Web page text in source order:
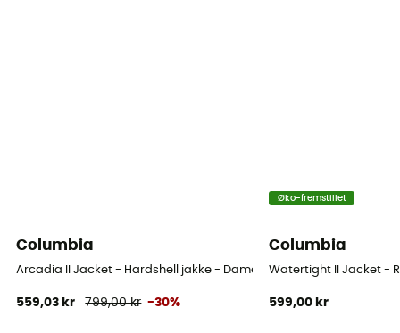
Columbia
Arcadia II Jacket - Hardshell jakke - Damer
559,03 kr 799,00 kr -30%
Øko-fremstillet
Columbia
Watertight II Jacket -
599,00 kr